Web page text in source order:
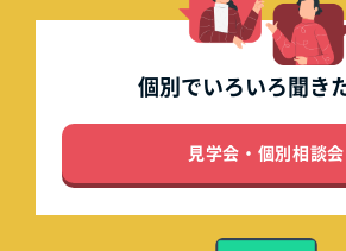
個別でいろいろ聞き
見学会・個別相談会